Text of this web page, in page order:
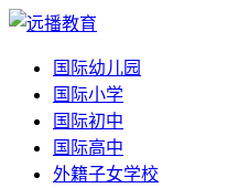
国际幼儿园
国际小学
国际初中
国际高中
外籍子女学校